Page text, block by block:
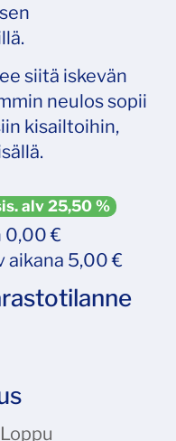
siitä iskevän
neulos sopii
kisailtoihin,
alv 25,50 %
0,00 €
aikana 5,00 €
Loppu